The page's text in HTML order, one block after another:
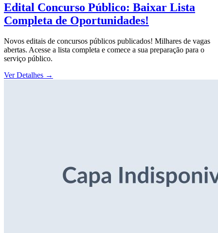
Edital Concurso Público: Baixar Lista
Completa de Oportunidades!
Novos editais de concursos públicos publicados! Milhares de vagas
abertas. Acesse a lista completa e comece a sua preparação para o
serviço público.
Ver Detalhes →